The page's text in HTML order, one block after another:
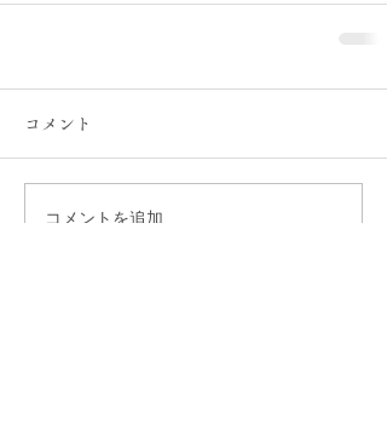
コメント
コメントを追加…